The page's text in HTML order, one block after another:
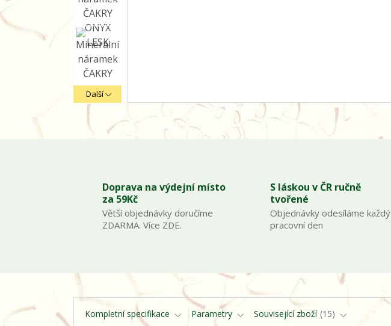
Další
Doprava na výdejní místo
za 59Kč
Větší objednávky doručíme
ZDARMA. Více ZDE.
S láskou v ČR ručně
tvořené
Objednávky odesíláme každý
pracovní den
Kompletní specifikace Parametry Související zboží 15